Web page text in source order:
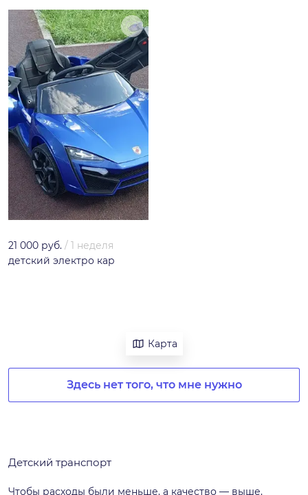
21 000 руб. / 1 неделя
детский электро кар
Карта
Здесь нет того, что мне нужно
Детский транспорт
Чтобы расходы были меньше, а качество — выше,